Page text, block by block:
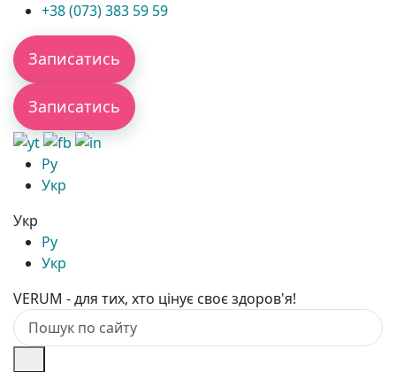
+38 (073) 383 59 59
Записатись
Записатись
Ру
Укр
Укр
Ру
Укр
VERUM - для тих, хто цінує своє здоров'я!